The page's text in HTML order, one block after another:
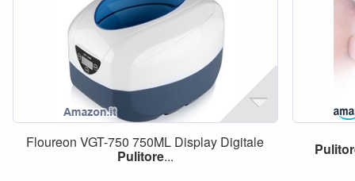
Floureon VGT-750 750ML Display Digitale
Pulitore...